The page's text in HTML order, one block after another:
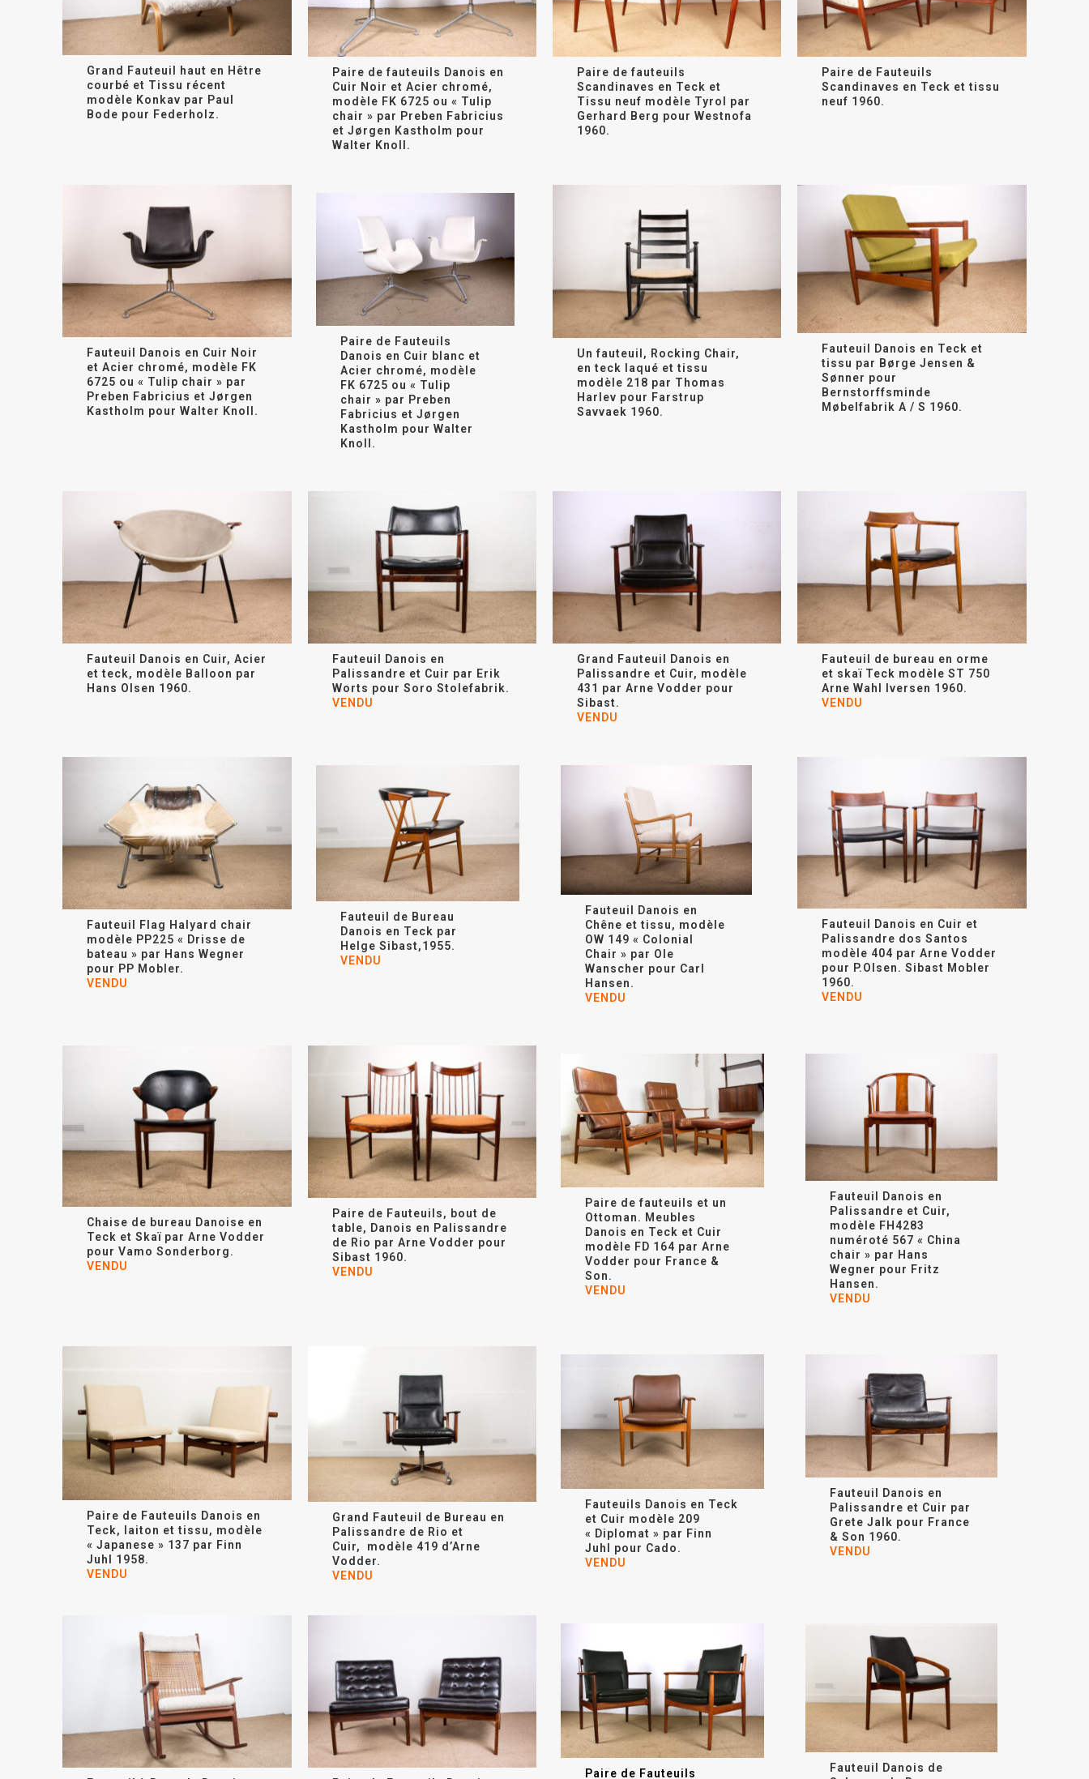
Grand Fauteuil haut en Hêtre
courbé et Tissu récent
modèle Konkav par Paul
Bode pour Federholz.
Paire de fauteuils Danois en
Cuir Noir et Acier chromé,
modèle FK 6725 ou « Tulip
chair » par Preben Fabricius
et Jørgen Kastholm pour
Walter Knoll.
Paire de fauteuils
Scandinaves en Teck et
Tissu neuf modèle Tyrol par
Gerhard Berg pour Westnofa
1960.
Paire de Fauteuils
Scandinaves en Teck et tissu
neuf 1960.
Fauteuil Danois en Cuir Noir
et Acier chromé, modèle FK
6725 ou « Tulip chair » par
Preben Fabricius et Jørgen
Kastholm pour Walter Knoll.
Paire de Fauteuils
Danois en Cuir blanc et
Acier chromé, modèle
FK 6725 ou « Tulip
chair » par Preben
Fabricius et Jørgen
Kastholm pour Walter
Knoll.
Un fauteuil, Rocking Chair,
en teck laqué et tissu
modèle 218 par Thomas
Harlev pour Farstrup
Savvaek 1960.
Fauteuil Danois en Teck et
tissu par Børge Jensen &
Sønner pour
Bernstorffsminde
Møbelfabrik A / S 1960.
Fauteuil Danois en Cuir, Acier
et teck, modèle Balloon par
Hans Olsen 1960.
Fauteuil Danois en
Palissandre et Cuir par Erik
Worts pour Soro Stolefabrik.
VENDU
Grand Fauteuil Danois en
Palissandre et Cuir, modèle
431 par Arne Vodder pour
Sibast.
VENDU
Fauteuil de bureau en orme
et skaï Teck modèle ST 750
Arne Wahl Iversen 1960.
VENDU
Fauteuil Flag Halyard chair
modèle PP225 « Drisse de
bateau » par Hans Wegner
pour PP Mobler.
VENDU
Fauteuil de Bureau
Danois en Teck par
Helge Sibast,1955.
VENDU
Fauteuil Danois en
Chêne et tissu, modèle
OW 149 « Colonial
Chair » par Ole
Wanscher pour Carl
Hansen.
VENDU
Fauteuil Danois en Cuir et
Palissandre dos Santos
modèle 404 par Arne Vodder
pour P.Olsen. Sibast Mobler
1960.
VENDU
Chaise de bureau Danoise en
Teck et Skaï par Arne Vodder
pour Vamo Sonderborg.
VENDU
Paire de Fauteuils, bout de
table, Danois en Palissandre
de Rio par Arne Vodder pour
Sibast 1960.
VENDU
Paire de fauteuils et un
Ottoman. Meubles
Danois en Teck et Cuir
modèle FD 164 par Arne
Vodder pour France &
Son.
VENDU
Fauteuil Danois en
Palissandre et Cuir,
modèle FH4283
numéroté 567 « China
chair » par Hans
Wegner pour Fritz
Hansen.
VENDU
Paire de Fauteuils Danois en
Teck, laiton et tissu, modèle
« Japanese » 137 par Finn
Juhl 1958.
VENDU
Grand Fauteuil de Bureau en
Palissandre de Rio et
Cuir, modèle 419 d’Arne
Vodder.
VENDU
Fauteuils Danois en Teck
et Cuir modèle 209
« Diplomat » par Finn
Juhl pour Cado.
VENDU
Fauteuil Danois en
Palissandre et Cuir par
Grete Jalk pour France
& Son 1960.
VENDU
Paire de Fauteuils
Fauteuil Danois de